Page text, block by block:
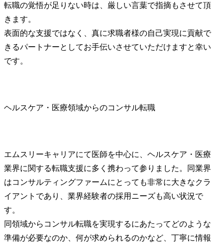
転職の覚悟が足りない時は、厳しい言葉で指摘もさせて頂
きます。
表面的な支援ではなく、真に求職者様の自己実現に貢献で
きるパートナーとしてお手伝いさせていただけますと幸い
です。
ヘルスケア・医療領域からのコンサル転職
エムスリーキャリアにて医師を中心に、ヘルスケア・医療
業界に関する転職支援に多く携わって参りました。同業界
はコンサルティングファームにとっても非常に大きなクラ
イアントであり、業界経験者の採用ニーズも高い状況で
す。
同領域からコンサル転職を実現するにあたってどのような
準備が必要なのか、何が求められるのかなど、丁寧に情報